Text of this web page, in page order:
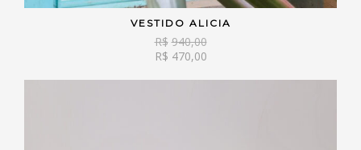
VER OPÇÕES
R$ 940,00
R$ 470,00
VESTIDO ALICIA